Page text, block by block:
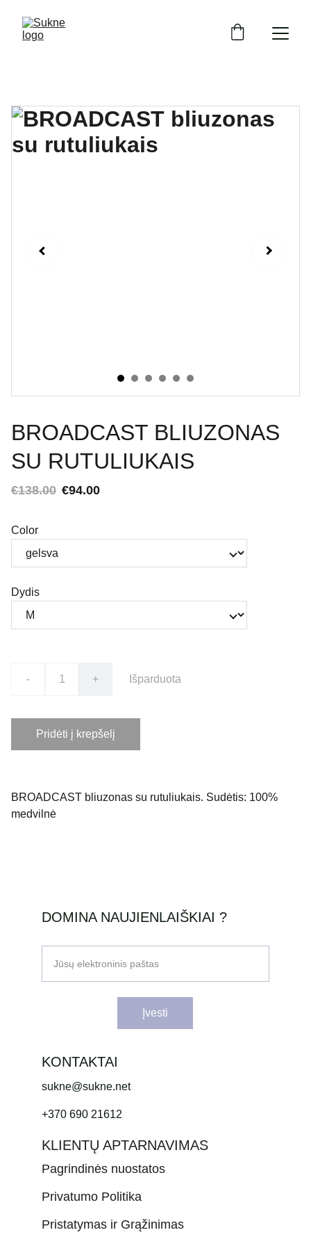
BROADCAST BLIUZONAS
SU RUTULIUKAIS
€138.00 €94.00
Color
Dydis
- + Išparduota
Pridėti į krepšelį
BROADCAST bliuzonas su rutuliukais. Sudėtis: 100%
medvilnė
KONTAKTAI
Įvesti
sukne@sukne.net
DOMINA NAUJIENLAIŠKIAI ?
+370 690 21612
KLIENTŲ APTARNAVIMAS
Pagrindinės nuostatos
Privatumo Politika
Pristatymas ir Grąžinimas